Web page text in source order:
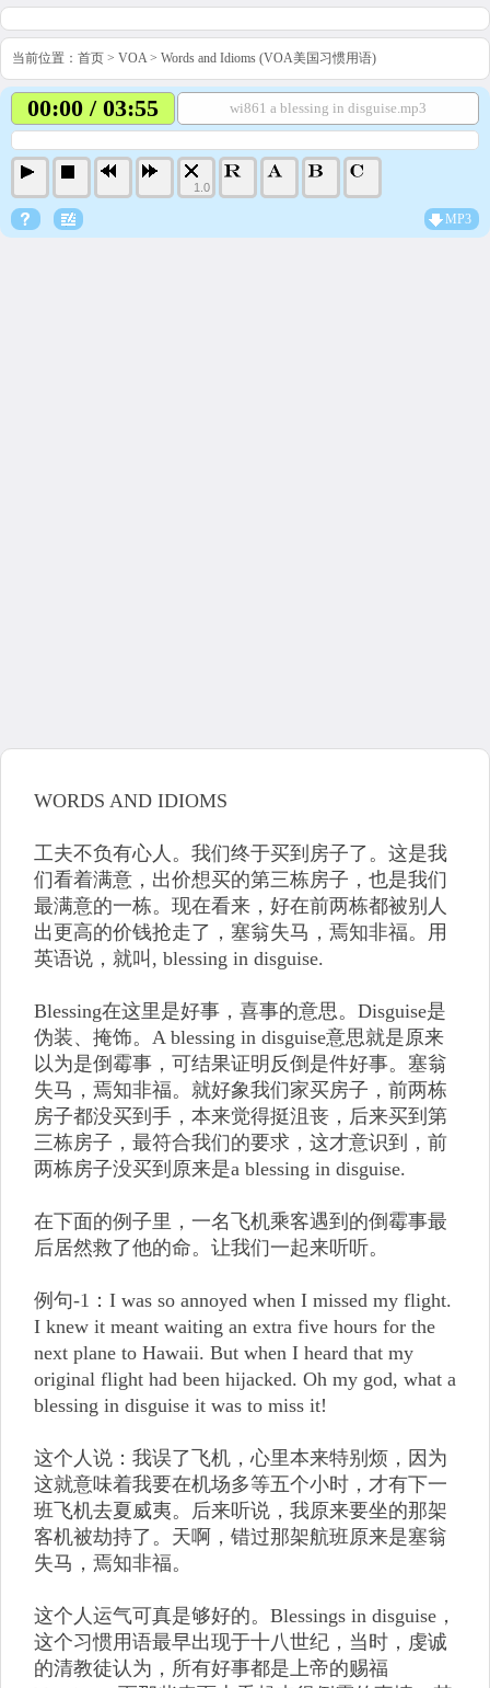
当前位置： 首页 > VOA> Words and Idioms (VOA美国习惯用语)
00:00 / 03:55 wi861 a blessing in disguise.mp3
1.0
MP3
WORDS AND IDIOMS
工夫不负有心人。我们终于买到房子了。这是我
们看着满意，出价想买的第三栋房子，也是我们
最满意的一栋。现在看来，好在前两栋都被别人
出更高的价钱抢走了，塞翁失马，焉知非福。用
英语说，就叫, blessing in disguise.
Blessing在这里是好事，喜事的意思。Disguise是
伪装、掩饰。A blessing in disguise意思就是原来
以为是倒霉事，可结果证明反倒是件好事。塞翁
失马，焉知非福。就好象我们家买房子，前两栋
房子都没买到手，本来觉得挺沮丧，后来买到第
三栋房子，最符合我们的要求，这才意识到，前
两栋房子没买到原来是a blessing in disguise.
在下面的例子里，一名飞机乘客遇到的倒霉事最
后居然救了他的命。让我们一起来听听。
例句-1：I was so annoyed when I missed my flight.
I knew it meant waiting an extra five hours for the
next plane to Hawaii. But when I heard that my
original flight had been hijacked. Oh my god, what a
blessing in disguise it was to miss it!
这个人说：我误了飞机，心里本来特别烦，因为
这就意味着我要在机场多等五个小时，才有下一
班飞机去夏威夷。后来听说，我原来要坐的那架
客机被劫持了。天啊，错过那架航班原来是塞翁
失马，焉知非福。
这个人运气可真是够好的。Blessings in disguise，
这个习惯用语最早出现于十八世纪，当时，虔诚
的清教徒认为，所有好事都是上帝的赐福